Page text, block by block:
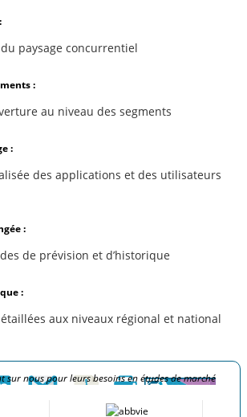
paysage concurrentiel
:
au niveau des segments
:
des applications et des utilisateurs
:
de prévision et d’historique
:
aux niveaux régional et national
sur nous pour leurs besoins en études de marché